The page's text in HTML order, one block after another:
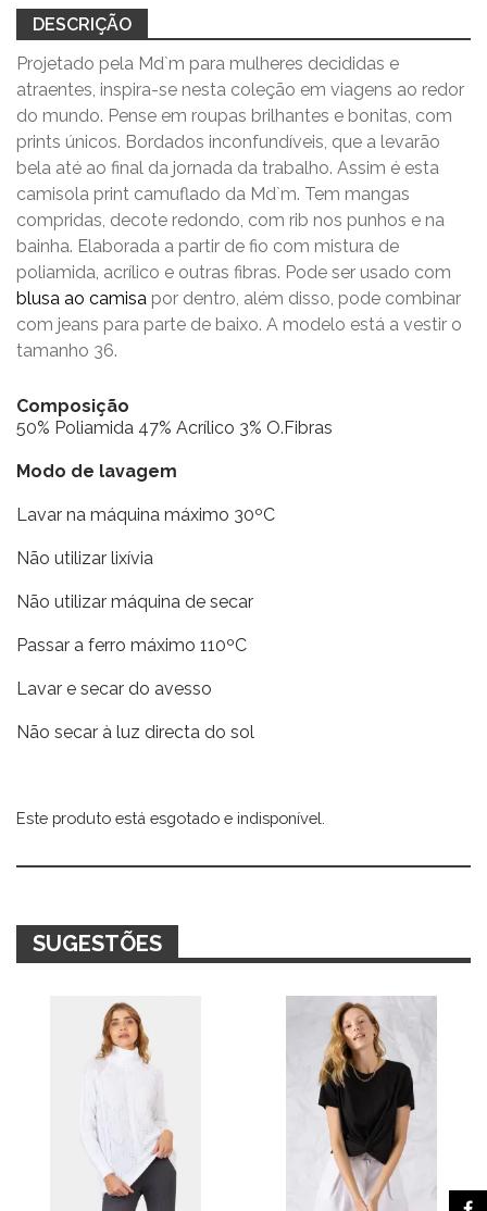
DESCRIÇÃO
Projetado pela Md`m para mulheres decididas e
atraentes, inspira-se nesta coleção em viagens ao redor
do mundo. Pense em roupas brilhantes e bonitas, com
prints únicos. Bordados inconfundíveis, que a levarão
bela até ao final da jornada da trabalho. Assim é esta
camisola print camuflado da Md`m. Tem mangas
compridas, decote redondo, com rib nos punhos e na
bainha. Elaborada a partir de fio com mistura de
poliamida, acrílico e outras fibras. Pode ser usado com
blusa ao camisa por dentro, além disso, pode combinar
com jeans para parte de baixo. A modelo está a vestir o
tamanho 36.
Composição
50% Poliamida 47% Acrílico 3% O.Fibras
Modo de lavagem
Lavar na máquina máximo 30ºC
Não utilizar lixívia
Não utilizar máquina de secar
Passar a ferro máximo 110ºC
Lavar e secar do avesso
Não secar à luz directa do sol
Este produto está esgotado e indisponível.
Alternative:
SUGESTÕES